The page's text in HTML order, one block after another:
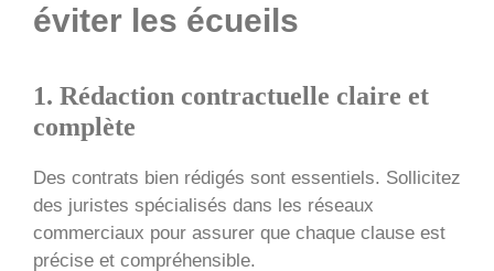
éviter les écueils
1. Rédaction contractuelle claire et
complète
Des contrats bien rédigés sont essentiels. Sollicitez
des juristes spécialisés dans les réseaux
commerciaux pour assurer que chaque clause est
précise et compréhensible.